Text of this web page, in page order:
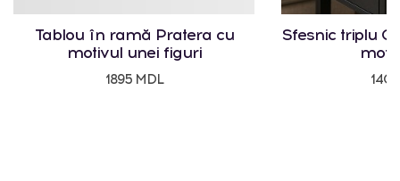
Tablou în ramă Pratera cu
motivul unei figuri
1895 MDL
Sfesnic triplu